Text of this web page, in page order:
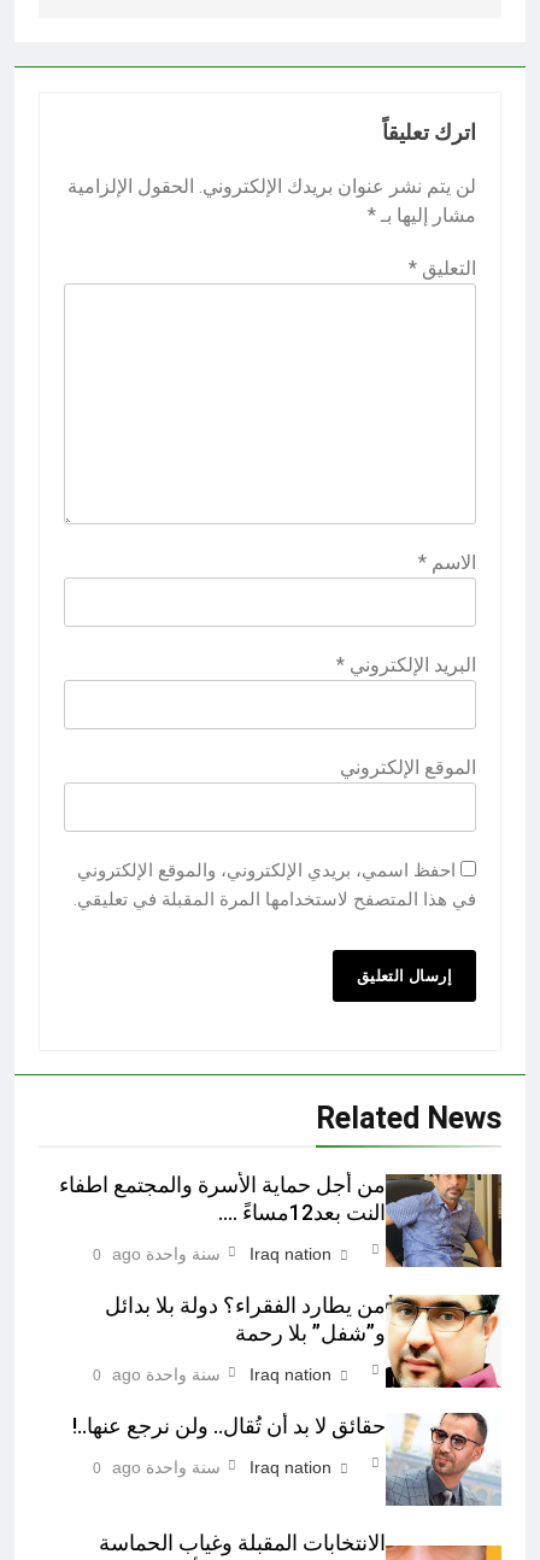
اترك تعليقاً
لن يتم نشر عنوان بريدك الإلكتروني. الحقول الإلزامية
مشار إليها بـ *
التعليق *
الاسم *
البريد الإلكتروني *
الموقع الإلكتروني
احفظ اسمي، بريدي الإلكتروني، والموقع الإلكتروني
في هذا المتصفح لاستخدامها المرة المقبلة في تعليقي.
Related News
من أجل حماية الأسرة والمجتمع اطفاء
النت بعد12مساءً ….
Iraq nation سنة واحدة ago 0
من يطارد الفقراء؟ دولة بلا بدائل
و”شفل” بلا رحمة
Iraq nation سنة واحدة ago 0
حقائق لا بد أن تُقال.. ولن نرجع عنها..!
Iraq nation سنة واحدة ago 0
الانتخابات المقبلة وغياب الحماسة